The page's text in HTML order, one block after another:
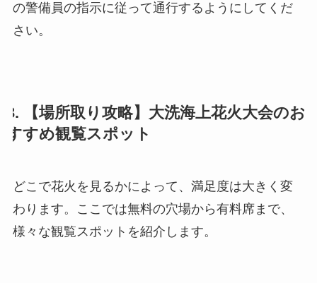
の警備員の指示に従って通行するようにしてくだ
さい。
3. 【場所取り攻略】大洗海上花火大会のお
すすめ観覧スポット
どこで花火を見るかによって、満足度は大きく変
わります。ここでは無料の穴場から有料席まで、
様々な観覧スポットを紹介します。